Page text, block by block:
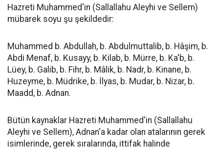
Hazreti Muhammed'in (Sallallahu Aleyhi ve Sellem)
mübarek soyu şu şekildedir:
Muhammed b. Abdullah, b. Abdulmuttalib, b. Hâşim, b.
Abdi Menaf, b. Kusayy, b. Kilab, b. Mürre, b. Ka'b, b.
Lüey, b. Galib, b. Fihr, b. Mâlik, b. Nadr, b. Kinane, b.
Huzeyme, b. Müdrike, b. İlyas, b. Mudar, b. Nizar, b.
Maadd, b. Adnan.
Bütün kaynaklar Hazreti Muhammed'in (Sallallahu
Aleyhi ve Sellem), Adnan'a kadar olan atalarının gerek
isimlerinde, gerek sıralarında, ittifak halinde